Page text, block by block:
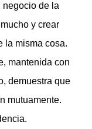
negocio de la
y crear
la misma cosa.
mantenida con
demuestra que
mutuamente.